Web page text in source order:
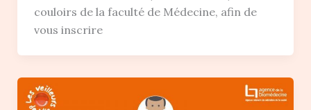
couloirs de la faculté de Médecine, afin de
vous inscrire